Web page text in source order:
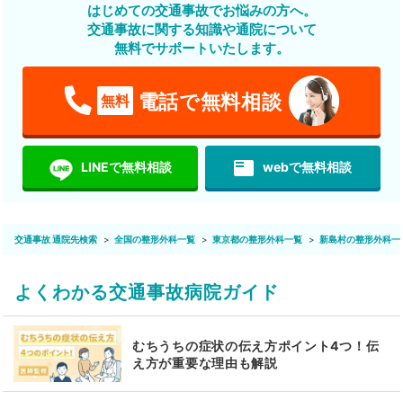
はじめての交通事故でお悩みの方へ。
交通事故に関する知識や通院について
無料でサポートいたします。
無料 電話で無料相談
LINEで無料相談 featured_play_list webで無料相談
交通事故 通院先検索 全国の整形外科一覧 東京都の整形外科一覧 新島村の整形外科一
よくわかる交通事故病院ガイド
むちうちの症状の伝え方ポイント4つ！伝
え方が重要な理由も解説